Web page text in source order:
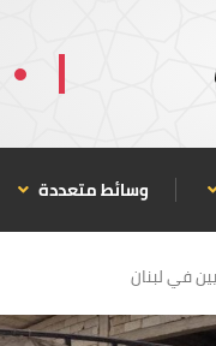
وسائط متعددة
في لبنان